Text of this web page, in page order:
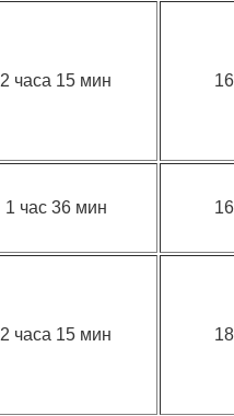
2 часа 15 мин
1 час 36 мин
2 часа 15 мин